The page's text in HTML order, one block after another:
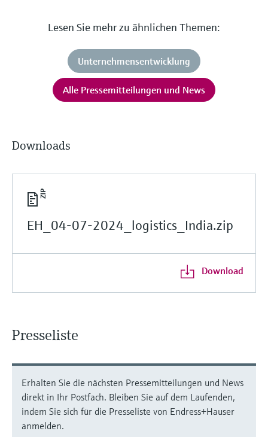
Lesen Sie mehr zu ähnlichen Themen:
Unternehmensentwicklung
Alle Pressemitteilungen und News
Downloads
EH_04-07-2024_logistics_India.zip
Download
Presseliste
Erhalten Sie die nächsten Pressemitteilungen und News
direkt in Ihr Postfach. Bleiben Sie auf dem Laufenden,
indem Sie sich für die Presseliste von Endress+Hauser
anmelden.